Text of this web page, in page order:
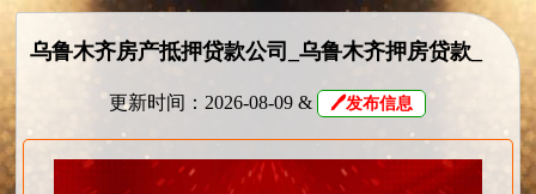
乌鲁木齐房产抵押贷款公司_乌鲁木齐押房贷款_
乌市正规靠谱的房屋抵押贷款公司
更新时间：2026-08-09 & 🖊发布信息